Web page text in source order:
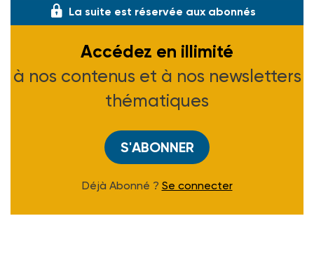
La suite est réservée aux abonnés
Accédez en illimité
à nos contenus et à nos newsletters
thématiques
S'ABONNER
Déjà Abonné ? Se connecter